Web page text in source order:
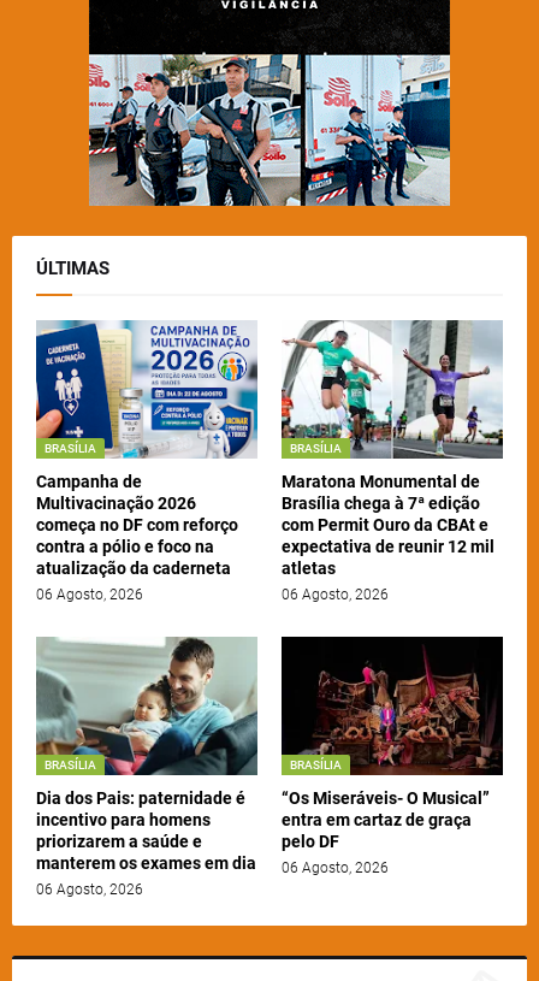
ÚLTIMAS
BRASÍLIA
Campanha de
Multivacinação 2026
começa no DF com reforço
contra a pólio e foco na
atualização da caderneta
06 Agosto, 2026
BRASÍLIA
Maratona Monumental de
Brasília chega à 7ª edição
com Permit Ouro da CBAt e
expectativa de reunir 12 mil
atletas
06 Agosto, 2026
BRASÍLIA
Dia dos Pais: paternidade é
incentivo para homens
priorizarem a saúde e
manterem os exames em dia
06 Agosto, 2026
BRASÍLIA
“Os Miseráveis- O Musical”
entra em cartaz de graça
pelo DF
06 Agosto, 2026